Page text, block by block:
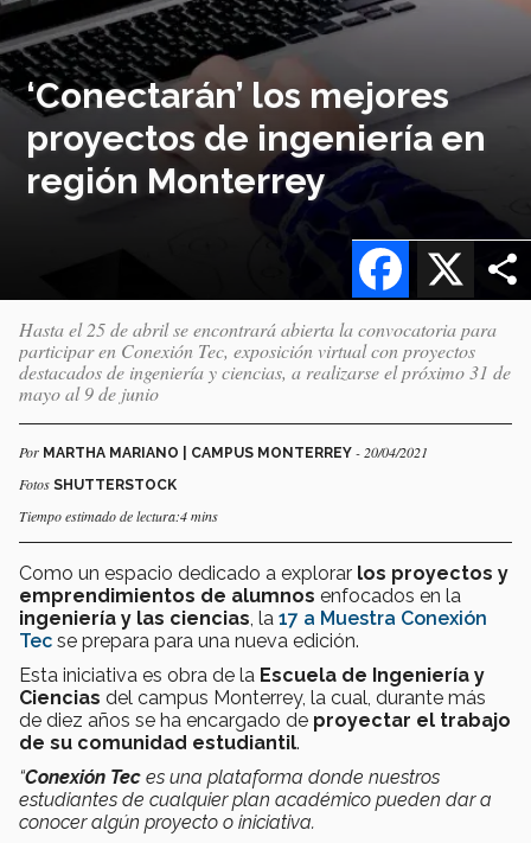
‘Conectarán’ los mejores
proyectos de ingeniería en
región Monterrey
X
Facebook
Hasta el 25 de abril se encontrará abierta la convocatoria para
participar en Conexión Tec, exposición virtual con proyectos
destacados de ingeniería y ciencias, a realizarse el próximo 31 de
mayo al 9 de junio
Por MARTHA MARIANO | CAMPUS MONTERREY - 20/04/2021
Fotos SHUTTERSTOCK
Tiempo estimado de lectura:4 mins
Como un espacio dedicado a explorar los proyectos y
emprendimientos de alumnos enfocados en la
ingeniería y las ciencias , la 17 a Muestra Conexión
Tec se prepara para una nueva edición.
Esta iniciativa es obra de la Escuela de Ingeniería y
Ciencias del campus Monterrey, la cual, durante más
de diez años se ha encargado de proyectar el trabajo
de su comunidad estudiantil.
“Conexión Tec es una plataforma donde nuestros
estudiantes de cualquier plan académico pueden dar a
conocer algún proyecto o iniciativa.